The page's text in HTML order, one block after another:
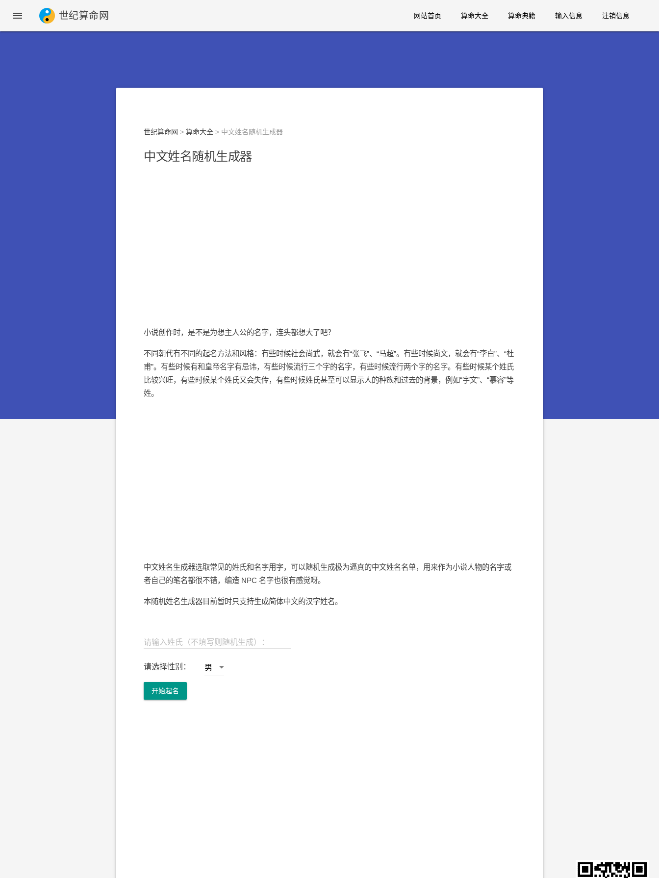
 世纪算命网 网站首页 算命大全 算命典籍 输入信息 注销信息
世纪算命网 >算命大全 > 中文姓名随机生成器
中文姓名随机生成器
小说创作时，是不是为想主人公的名字，连头都想大了吧？
不同朝代有不同的起名方法和风格：有些时候社会尚武，就会有“张飞”、“马超”。有些时候尚文，就会有“李白”、“杜
甫”。有些时候有和皇帝名字有忌讳，有些时候流行三个字的名字，有些时候流行两个字的名字。有些时候某个姓氏
比较兴旺，有些时候某个姓氏又会失传，有些时候姓氏甚至可以显示人的种族和过去的背景，例如“宇文”、“慕容”等
姓。
中文姓名生成器选取常见的姓氏和名字用字，可以随机生成极为逼真的中文姓名名单，用来作为小说人物的名字或
者自己的笔名都很不错，编造 NPC 名字也很有感觉呀。
本随机姓名生成器目前暂时只支持生成简体中文的汉字姓名。
请输入姓氏（不填写则随机生成）：
请选择性别：
开始起名